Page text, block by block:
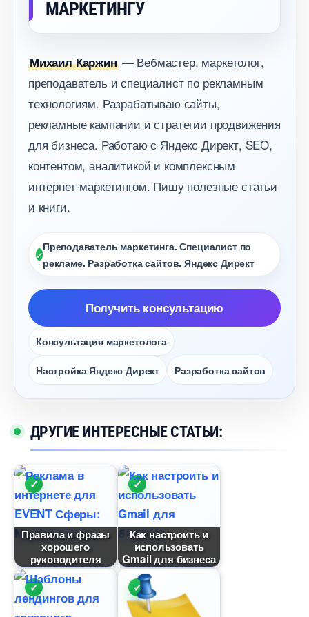
МАРКЕТИНГУ
Михаил Каржин— Вебмастер, маркетолог,
преподаватель и специалист по рекламным
технологиям. Разрабатываю сайты,
рекламные кампании и стратегии продвижения
для бизнеса. Работаю с Яндекс Директ, SEO,
контентом, аналитикой и комплексным
интернет-маркетингом. Пишу полезные статьи
и книги.
Преподаватель маркетинга. Специалист по
рекламе. Разработка сайтов. Яндекс Директ
Получить консультацию
Консультация маркетолога
Настройка Яндекс Директ Разработка сайто
ДРУГИЕ ИНТЕРЕСНЫЕ СТАТЬИ:
Правила и фразы
хорошего
руководителя
Как настроить и
использовать
Gmail для бизнеса